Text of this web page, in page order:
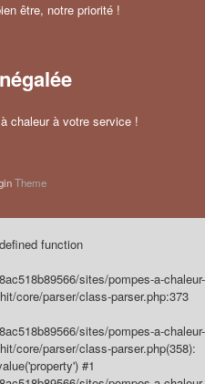
être, notre priorité !
chaleur à votre service !
Theme
function
sites/pompes-a-chaleur-
core/parser/class-parser.php:373
sites/pompes-a-chaleur-
core/parser/class-parser.php(358):
#1